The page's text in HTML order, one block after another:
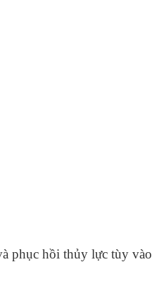
phục hồi thủy lực tùy vào